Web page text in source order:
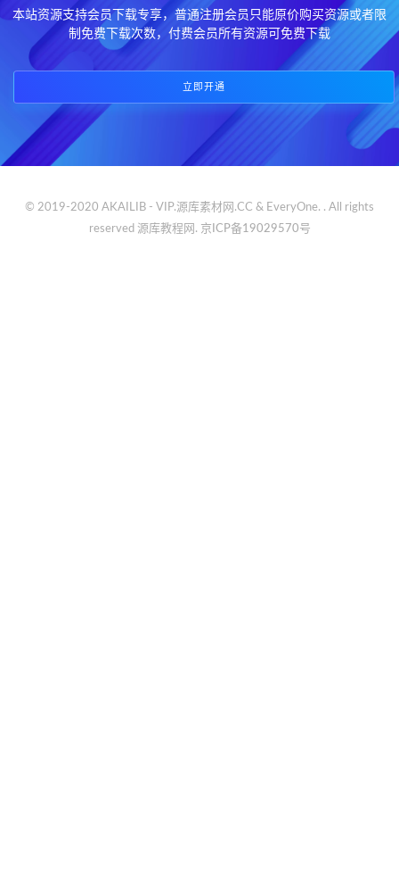
本站资源支持会员下载专享，普通注册会员只能原价购买资源或者限
制免费下载次数，付费会员所有资源可免费下载
立即开通
© 2019-2020 AKAILIB - VIP.源库素材网.CC & EveryOne. . All rights
reserved 源库教程网. 京ICP备19029570号